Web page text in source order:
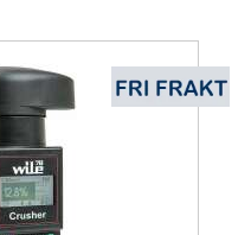
att snabbt